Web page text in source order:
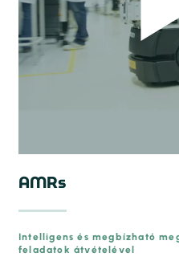
AMRs
Intelligens és megbízható
feladatok átvételével